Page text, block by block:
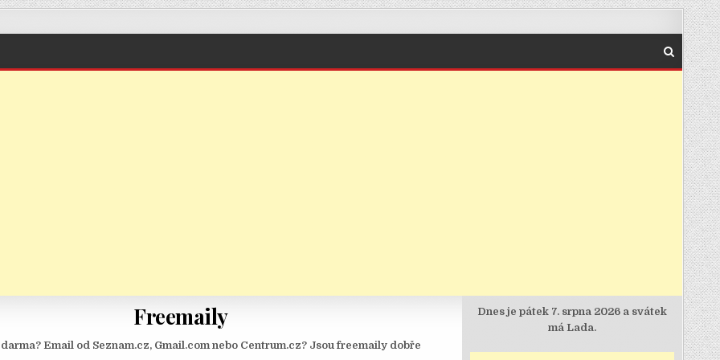
Freemaily
Email od Seznam.cz, Gmail.com nebo Centrum.cz? Jsou freemaily dobře
Dnes je pátek 7. srpna 2026 a svátek
má Lada.